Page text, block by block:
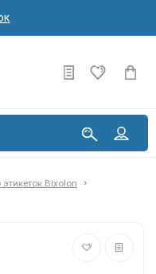
этикеток Bixolon